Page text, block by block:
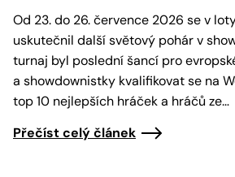
Od 23. do 26. července 2026 se v
uskutečnil další světový pohár v
turnaj byl poslední šancí pro
a showdownistky kvalifikovat se na
top 10 nejlepších hráček a hráčů ze…
Přečíst celý článek